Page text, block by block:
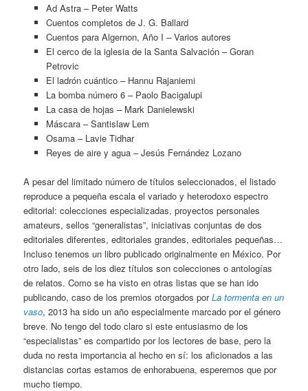
Ad Astra – Peter Watts
Cuentos completos de J. G. Ballard
Cuentos para Algernon, Año I – Varios autores
El cerco de la iglesia de la Santa Salvación – Goran
Petrovic
El ladrón cuántico – Hannu Rajaniemi
La bomba número 6 – Paolo Bacigalupi
La casa de hojas – Mark Danielewski
Máscara – Santislaw Lem
Osama – Lavie Tidhar
Reyes de aire y agua – Jesús Fernández Lozano
A pesar del limitado número de títulos seleccionados, el listado
reproduce a pequeña escala el variado y heterodoxo espectro
editorial: colecciones especializadas, proyectos personales
amateurs, sellos “generalistas”, iniciativas conjuntas de dos
editoriales diferentes, editoriales grandes, editoriales pequeñas…
Incluso tenemos un libro publicado originalmente en México. Por
otro lado, seis de los diez títulos son colecciones o antologías
de relatos. Como se ha visto en otras listas que se han ido
publicando, caso de los premios otorgados porLa tormenta en un
vaso, 2013 ha sido un año especialmente marcado por el género
breve. No tengo del todo claro si este entusiasmo de los
“especialistas” es compartido por los lectores de base, pero la
duda no resta importancia al hecho en sí: los aficionados a las
distancias cortas estamos de enhorabuena, esperemos que por
mucho tiempo.